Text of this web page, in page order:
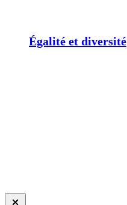
Égalité et diversité